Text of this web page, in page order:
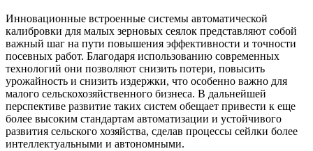
Инновационные встроенные системы автоматической
калибровки для малых зерновых сеялок представляют собой
важный шаг на пути повышения эффективности и точности
посевных работ. Благодаря использованию современных
технологий они позволяют снизить потери, повысить
урожайность и снизить издержки, что особенно важно для
малого сельскохозяйственного бизнеса. В дальнейшей
перспективе развитие таких систем обещает привести к еще
более высоким стандартам автоматизации и устойчивого
развития сельского хозяйства, сделав процессы сейлки более
интеллектуальными и автономными.